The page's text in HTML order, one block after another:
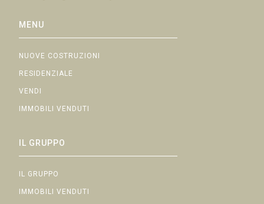
MENU
NUOVE COSTRUZIONI
RESIDENZIALE
VENDI
IMMOBILI VENDUTI
IL GRUPPO
IL GRUPPO
IMMOBILI VENDUTI